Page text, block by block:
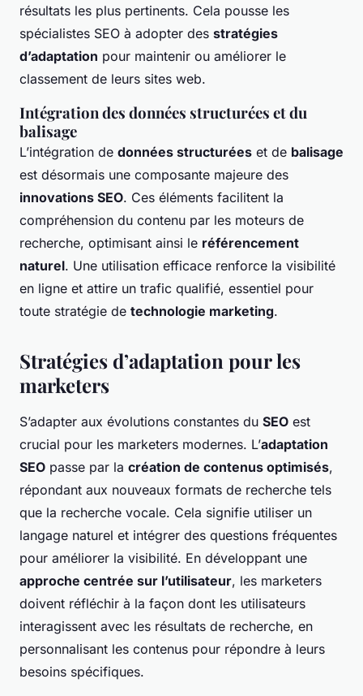
résultats les plus pertinents. Cela pousse les
spécialistes SEO à adopter des stratégies
d’adaptation pour maintenir ou améliorer le
classement de leurs sites web.
Intégration des données structurées et du
balisage
L’intégration de données structurées et de balisage
est désormais une composante majeure des
innovations SEO. Ces éléments facilitent la
compréhension du contenu par les moteurs de
recherche, optimisant ainsi le référencement
naturel. Une utilisation efficace renforce la visibilité
en ligne et attire un trafic qualifié, essentiel pour
toute stratégie de technologie marketing.
Stratégies d’adaptation pour les
marketers
S’adapter aux évolutions constantes du SEO est
crucial pour les marketers modernes. L’adaptation
SEO passe par la création de contenus optimisés,
répondant aux nouveaux formats de recherche tels
que la recherche vocale. Cela signifie utiliser un
langage naturel et intégrer des questions fréquentes
pour améliorer la visibilité. En développant une
approche centrée sur l’utilisateur, les marketers
doivent réfléchir à la façon dont les utilisateurs
interagissent avec les résultats de recherche, en
personnalisant les contenus pour répondre à leurs
besoins spécifiques.